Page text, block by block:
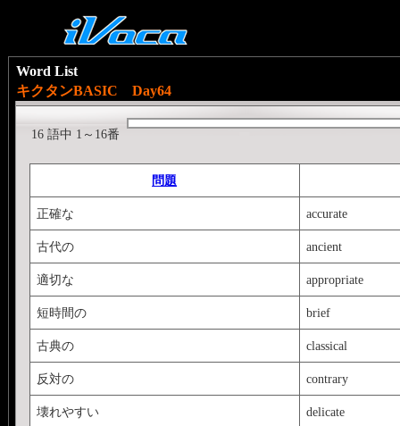
Word List
キクタンBASIC Day64
16 語中 1～16番
問題
正確な accurate
古代の ancient
適切な appropriate
短時間の brief
古典の classical
反対の contrary
壊れやすい delicate